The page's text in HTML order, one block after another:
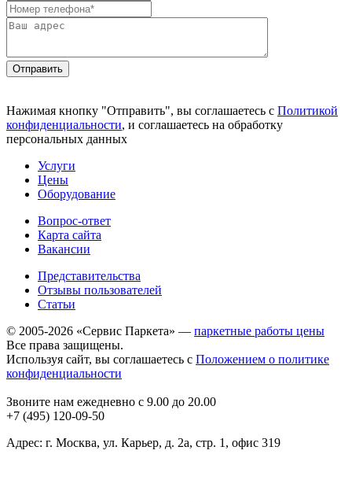
Отправить
Нажимая кнопку "Отправить", вы соглашаетесь с Политикой
конфиденциальности, и соглашаетесь на обработку
персональных данных
Услуги
Цены
Оборудование
Вопрос-ответ
Карта сайта
Вакансии
Представительства
Отзывы пользователей
Статьи
© 2005-2026 «Сервис Паркета» — паркетные работы цены
Все права защищены.
Используя сайт, вы соглашаетесь с Положением о политике
конфиденциальности
Звоните нам ежедневно с 9.00 до 20.00
+7 (495) 120-09-50
Адрес: г. Москва, ул. Карьер, д. 2а, стр. 1, офис 319